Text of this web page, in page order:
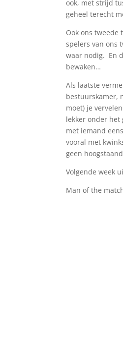
ook, met strijd
geheel terecht
Ook ons
spelers van ons
waar nodig. En
bewaken…
Als laatste
bestuurskamer,
moet) je
lekker onder het
met iemand
vooral met
geen
Volgende week
Man of the